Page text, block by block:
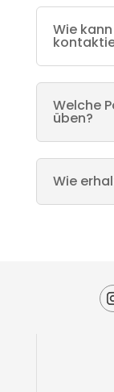
Wie
Welche
üben?
Wie